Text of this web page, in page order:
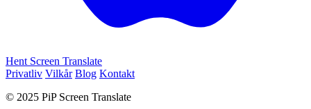
Hent Screen Translate
Privatliv Vilkår Blog Kontakt
© 2025 PiP Screen Translate